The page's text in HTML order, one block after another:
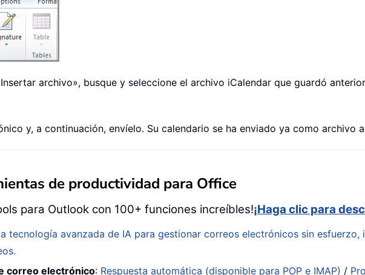
archivo», busque y seleccione el archivo iCalendar que guardó
y, a continuación, envíelo. Su calendario se ha enviado ya como archivo
de productividad para Office
para Outlook con 100+ funciones increíbles!¡Haga clic para
tecnología avanzada de IA para gestionar correos electrónicos sin esfuerzo,
correo electrónico: Respuesta automática (disponible para POP e IMAP) /